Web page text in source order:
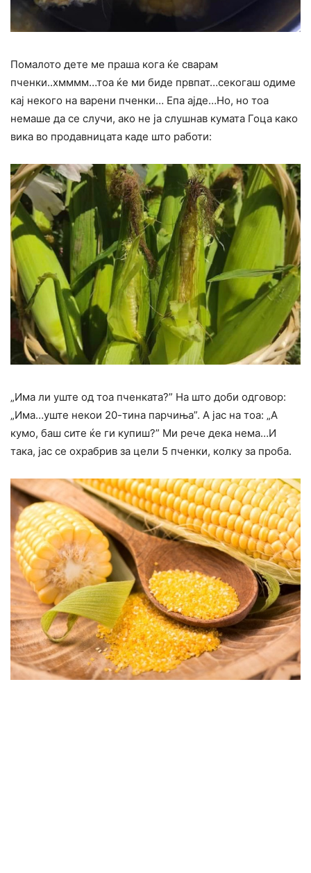
Помалото дете ме праша кога ќе сварам
пченки..хмммм…тоа ќе ми биде првпат…секогаш одиме
кај некого на варени пченки… Епа ајде…Но, но тоа
немаше да се случи, ако не ја слушнав кумата Гоца како
вика во продавницата каде што работи:
„Има ли уште од тоа пченката?” На што доби одговор:
„Има…уште некои 20-тина парчиња”. А јас на тоа: „А
кумо, баш сите ќе ги купиш?” Ми рече дека нема…И
така, јас се охрабрив за цели 5 пченки, колку за проба.